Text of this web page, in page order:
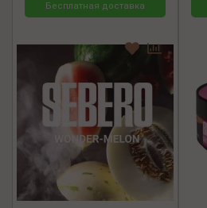
Бесплатная доставка